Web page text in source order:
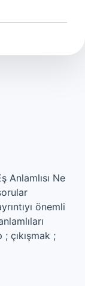
Anlamlısı Ne
önemli
çıkışmak ;